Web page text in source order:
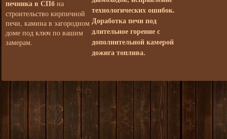
печника в СПб на
строительство кирпичной
печи, камина в загородном
доме под ключ по вашим
замерам.
технологических ошибок.
Доработка печи под
длительное горение с
дополнительной камерой
дожига топлива.